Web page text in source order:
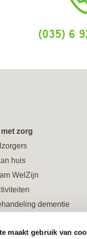
maakt gebruik van
(035) 6
zorg
huis
WelZijn
dementie
en behandeling